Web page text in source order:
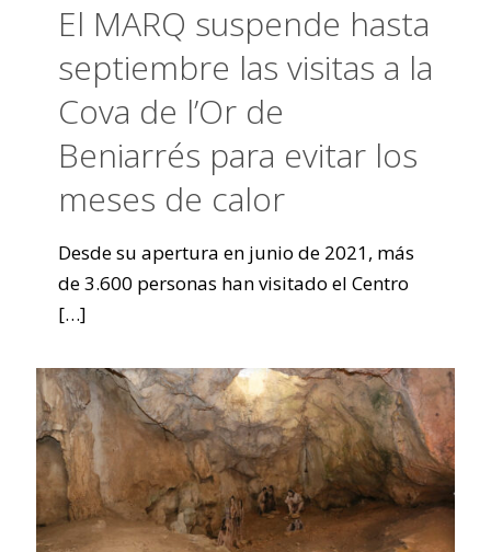
El MARQ suspende hasta
septiembre las visitas a la
Cova de l’Or de
Beniarrés para evitar los
meses de calor
Desde su apertura en junio de 2021, más
de 3.600 personas han visitado el Centro
[…]